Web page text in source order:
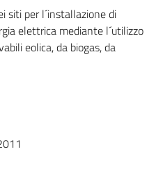
siti per l´installazione di
elettrica mediante l´utilizzo
eolica, da biogas, da